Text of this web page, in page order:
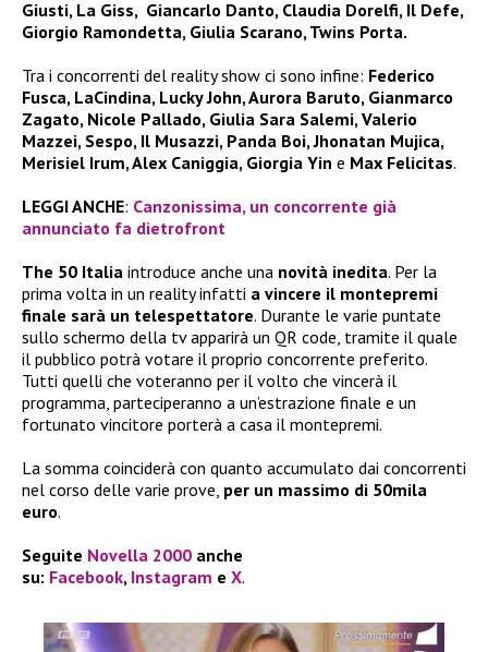
Giusti, La Giss, Giancarlo Danto, Claudia Dorelfi, Il Defe,
Giorgio Ramondetta, Giulia Scarano, Twins Porta.
Tra i concorrenti del reality show ci sono infine: Federico
Fusca, LaCindina, Lucky John, Aurora Baruto, Gianmarco
Zagato, Nicole Pallado, Giulia Sara Salemi, Valerio
Mazzei, Sespo, Il Musazzi, Panda Boi, Jhonatan Mujica,
Merisiel Irum, Alex Caniggia, Giorgia Yin e Max Felicitas.
LEGGI ANCHE: Canzonissima, un concorrente già
annunciato fa dietrofront
The 50 Italia introduce anche una novità inedita. Per la
prima volta in un reality infatti a vincere il montepremi
finale sarà un telespettatore. Durante le varie puntate
sullo schermo della tv apparirà un QR code, tramite il quale
il pubblico potrà votare il proprio concorrente preferito.
Tutti quelli che voteranno per il volto che vincerà il
programma, parteciperanno a un’estrazione finale e un
fortunato vincitore porterà a casa il montepremi.
La somma coinciderà con quanto accumulato dai concorrenti
nel corso delle varie prove, per un massimo di 50mila
euro.
Seguite Novella 2000 anche
su: Facebook, Instagram e X.